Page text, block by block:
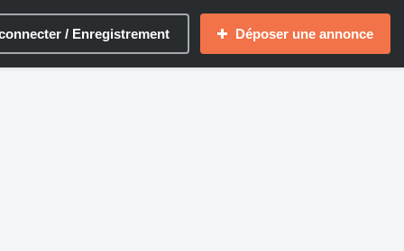
/ Enregistrement Déposer une annonce